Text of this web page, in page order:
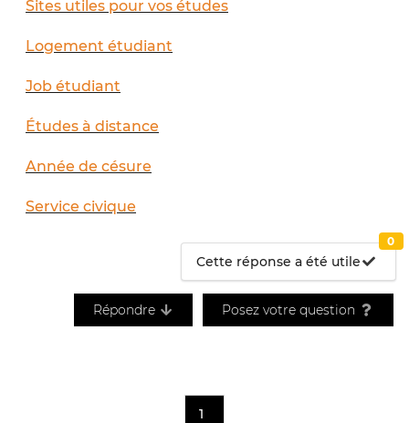
Sites utiles pour vos études
Logement étudiant
Job étudiant
Études à distance
Année de césure
Service civique
Cette réponse a été utile
0
Répondre Posez votre question
1